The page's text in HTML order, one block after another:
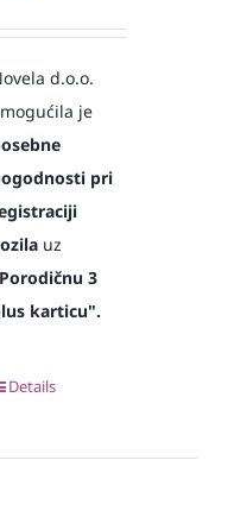
d.o.o.
je
pri
uz
3
karticu".
Details